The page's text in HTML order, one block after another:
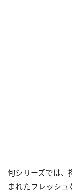
旬シリーズでは
まれたフレッシ